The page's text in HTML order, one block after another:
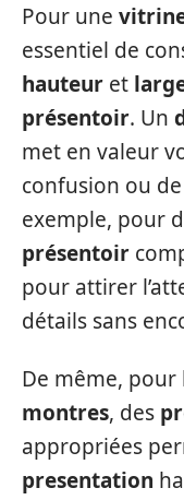
Pour une
essentiel de
hauteur et
présentoir. Un
met en valeur
confusion ou
exemple, pour
présentoir
pour attirer
détails sans
De même, pour
montres, des
appropriées
presentation